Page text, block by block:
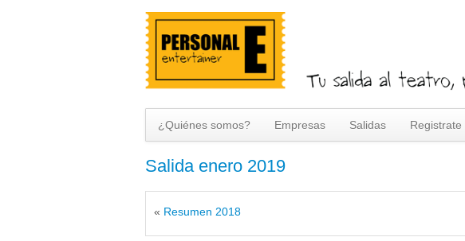
¿Quiénes somos? Empresas Salidas Registrate
Salida enero 2019
« Resumen 2018